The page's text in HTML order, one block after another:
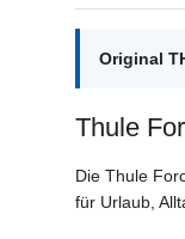
Original
Thule
Die Thule
für Urlaub,